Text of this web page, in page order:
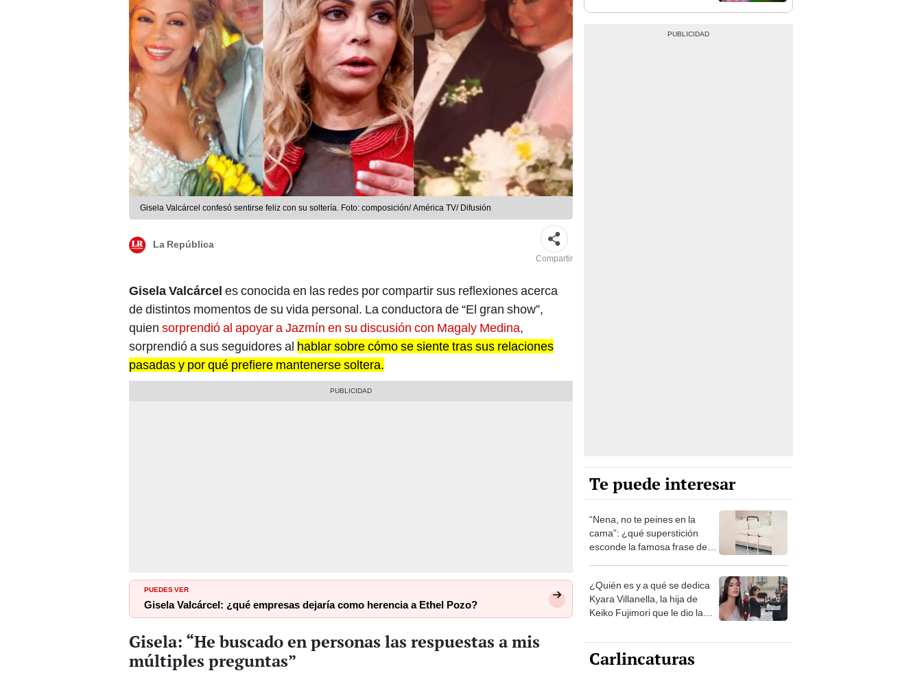
Gisela Valcárcel confesó sentirse feliz con su soltería. Foto: composición/ América TV/ Difusión
La República
Compartir
Gisela Valcárcel es conocida en las redes por compartir sus reflexiones acerca
de distintos momentos de su vida personal. La conductora de “El gran show”,
quien sorprendió al apoyar a Jazmín en su discusión con Magaly Medina,
sorprendió a sus seguidores al hablar sobre cómo se siente tras sus relaciones
pasadas y por qué prefiere mantenerse soltera.
PUEDES VER
Gisela Valcárcel: ¿qué empresas dejaría como herencia a Ethel Pozo?
Gisela: “He buscado en personas las respuestas a mis
múltiples preguntas”
Te puede interesar
“Nena, no te peines en la
cama”: ¿qué superstición
esconde la famosa frase de
¿Quién es y a qué se dedica
Kyara Villanella, la hija de
Keiko Fujimori que le dio la
Carlincaturas